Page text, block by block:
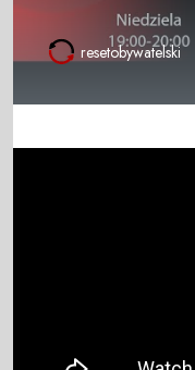
resetobywatelski